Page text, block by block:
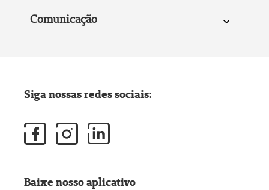
Comunicação
Siga nossas redes sociais:
Baixe nosso aplicativo